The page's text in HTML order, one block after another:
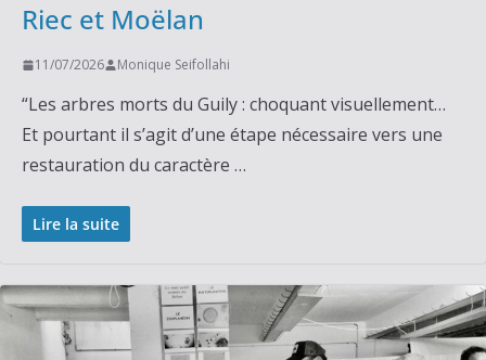
Riec et Moëlan
11/07/2026 Monique Seifollahi
“Les arbres morts du Guily : choquant visuellement…
Et pourtant il s’agit d’une étape nécessaire vers une
restauration du caractère …
Lire la suite